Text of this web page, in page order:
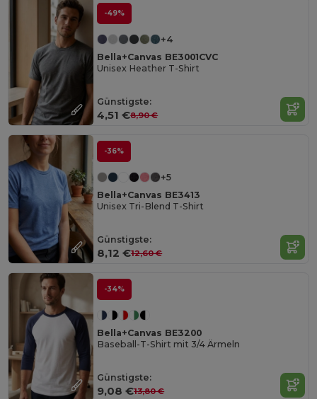
-49%
+4
Bella+Canvas BE3001CVC
Unisex Heather T-Shirt
Günstigste:
4,51 €8,90 €
-36%
+5
Bella+Canvas BE3413
Unisex Tri-Blend T-Shirt
Günstigste:
8,12 €12,60 €
-34%
Bella+Canvas BE3200
Baseball-T-Shirt mit 3/4 Ärmeln
Günstigste:
9,08 €13,80 €